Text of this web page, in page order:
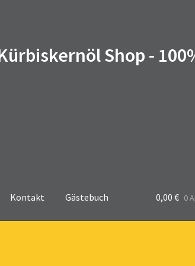
Shop -
Kontakt Gästebuch 0,00 € 0